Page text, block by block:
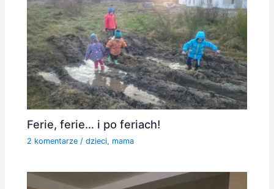
Ferie, ferie… i po feriach!
2 komentarze /dzieci, mama